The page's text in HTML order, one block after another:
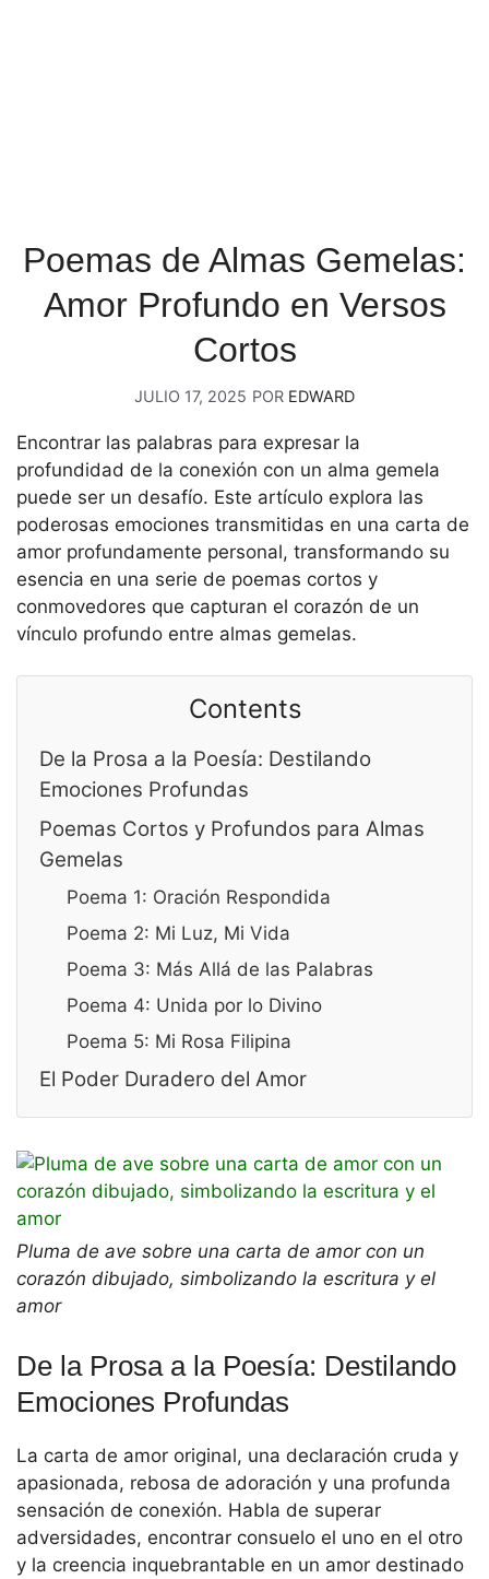
Poemas de Almas Gemelas:
Amor Profundo en Versos
Cortos
JULIO 17, 2025 POR EDWARD
Encontrar las palabras para expresar la
profundidad de la conexión con un alma gemela
puede ser un desafío. Este artículo explora las
poderosas emociones transmitidas en una carta de
amor profundamente personal, transformando su
esencia en una serie de poemas cortos y
conmovedores que capturan el corazón de un
vínculo profundo entre almas gemelas.
Contents
De la Prosa a la Poesía: Destilando
Emociones Profundas
Poemas Cortos y Profundos para Almas
Gemelas
Poema 1: Oración Respondida
Poema 2: Mi Luz, Mi Vida
Poema 3: Más Allá de las Palabras
Poema 4: Unida por lo Divino
Poema 5: Mi Rosa Filipina
El Poder Duradero del Amor
Pluma de ave sobre una carta de amor con un
corazón dibujado, simbolizando la escritura y el
amor
De la Prosa a la Poesía: Destilando
Emociones Profundas
La carta de amor original, una declaración cruda y
apasionada, rebosa de adoración y una profunda
sensación de conexión. Habla de superar
adversidades, encontrar consuelo el uno en el otro
y la creencia inquebrantable en un amor destinado